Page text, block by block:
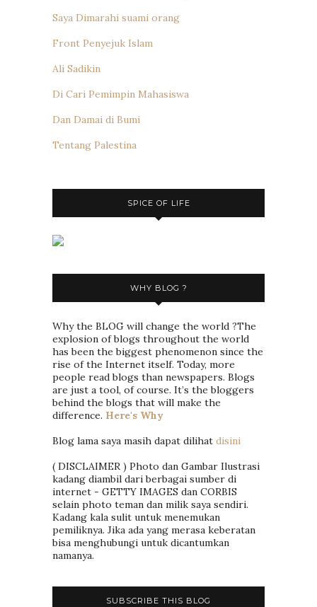
Saya Dimarahi suami orang
Front Penyejuk Islam
Ali Sadikin
Di Cari Pemimpin Mahasiswa
Dan Damai di Bumi
Tentang Palestina
SPICE OF LIFE
WHY BLOG ?
Why the BLOG will change the world ?The
explosion of blogs throughout the world
has been the biggest phenomenon since the
rise of the Internet itself. Today, more
people read blogs than newspapers. Blogs
are just a tool, of course. It’s the bloggers
behind the blogs that will make the
difference. Here's Why
Blog lama saya masih dapat dilihat disini
( DISCLAIMER ) Photo dan Gambar Ilustrasi
kadang diambil dari berbagai sumber di
internet - GETTY IMAGES dan CORBIS
selain photo teman dan milik saya sendiri.
Kadang kala sulit untuk menemukan
pemiliknya. Jika ada yang merasa keberatan
bisa menghubungi untuk dicantumkan
namanya.
SUBSCRIBE THIS BLOG